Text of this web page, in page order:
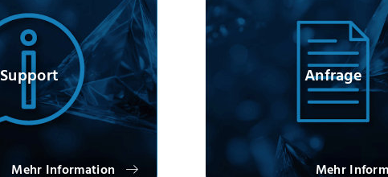
Support
Mehr Information
Anfrage
Mehr